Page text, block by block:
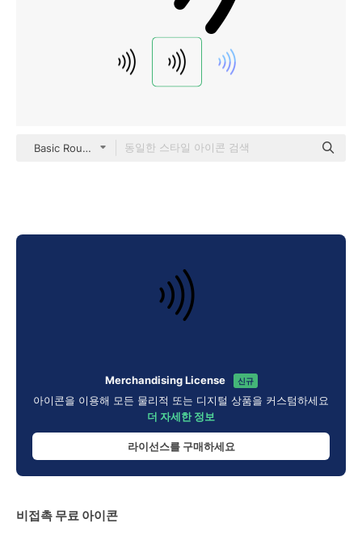
Basic Rounded Lineal
Merchandising License 신규
아이콘을 이용해 모든 물리적 또는 디지털 상품을 커스텀하세요
더 자세한 정보
라이선스를 구매하세요
비접촉 무료 아이콘